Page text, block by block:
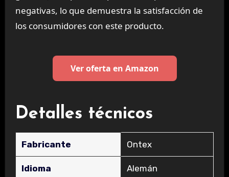
negativas, lo que demuestra la satisfacción de
los consumidores con este producto.
Ver oferta en Amazon
Detalles técnicos
Fabricante ‎Ontex
Idioma ‎Alemán